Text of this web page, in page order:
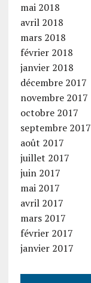
mai 2018
avril 2018
mars 2018
février 2018
janvier 2018
décembre 2017
novembre 2017
octobre 2017
septembre 2017
août 2017
juillet 2017
juin 2017
mai 2017
avril 2017
mars 2017
février 2017
janvier 2017